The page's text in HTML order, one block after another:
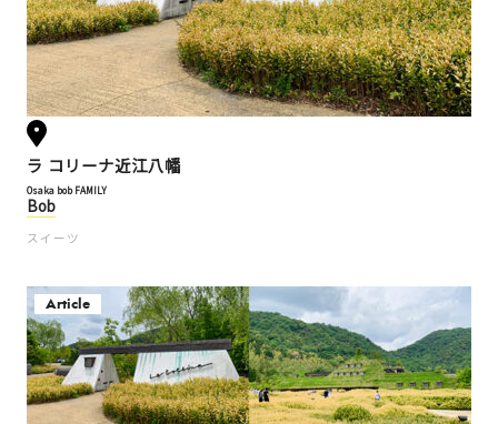
ラ コリーナ近江八幡
Osaka bob FAMILY
Bob
スイーツ
Article